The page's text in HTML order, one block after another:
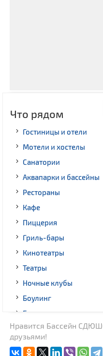
Что рядом
Гостиницы и отели
Мотели и хостелы
Санатории
Аквапарки и бассейны
Рестораны
Кафе
Пиццерия
Гриль-бары
Кинотеатры
Театры
Ночные клубы
Боулинг
Бильярд
Казино
универмаги
Нравится Бассейн
друзьями!